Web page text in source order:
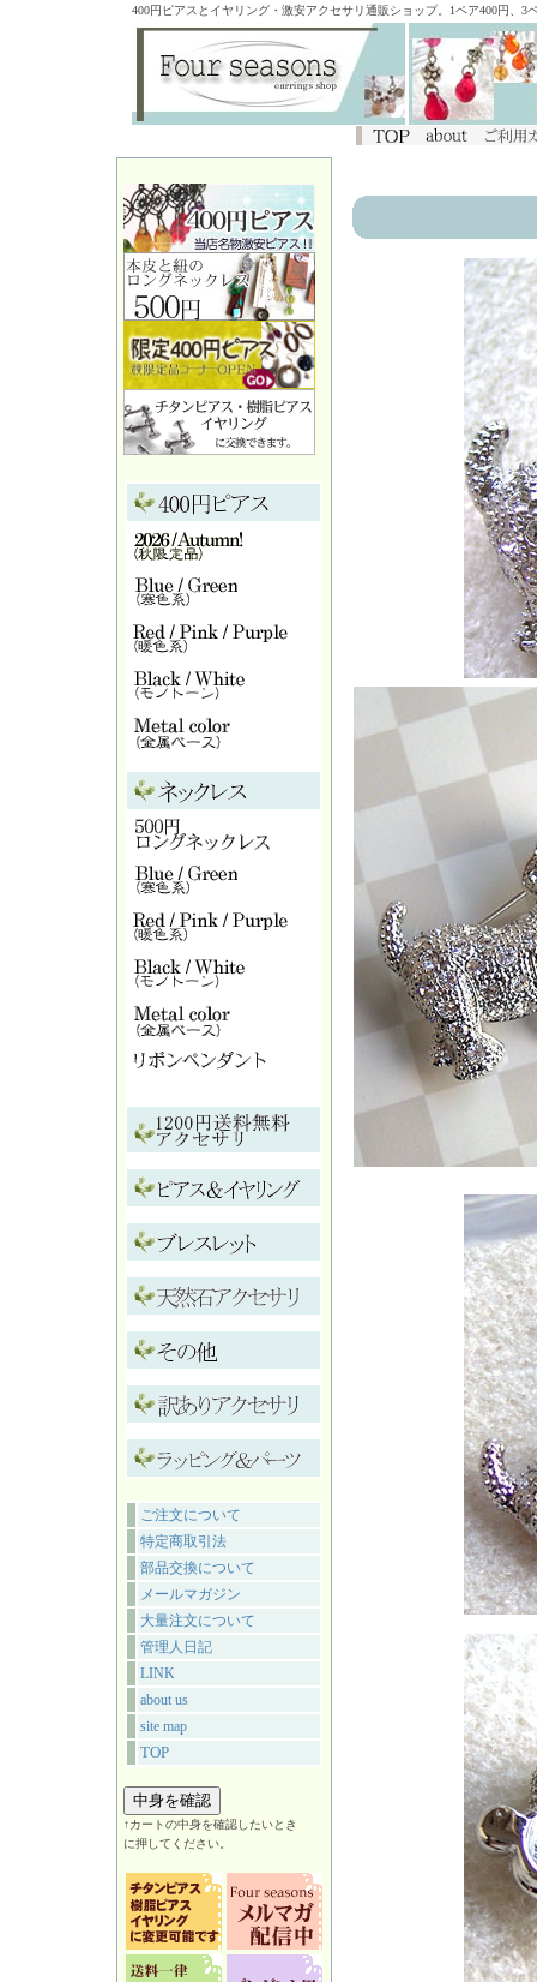
400円ピアスとイヤリング・激安アクセサリ通販ショップ。1ペア400円、
ご注文について
特定商取引法
部品交換について
メールマガジン
大量注文について
管理人日記
LINK
about us
site map
TOP
↑カートの中身を確認したいとき
に押してください。